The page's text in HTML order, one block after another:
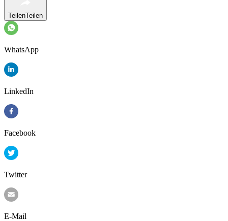
TeilenTeilen
WhatsApp
LinkedIn
Facebook
Twitter
E-Mail